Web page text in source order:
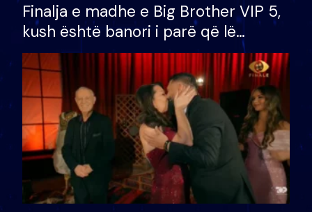
Finalja e madhe e Big Brother VIP 5,
kush është banori i parë që lë
shtëpinë dhe humb mundësinë për
të fituar çmimin e madh